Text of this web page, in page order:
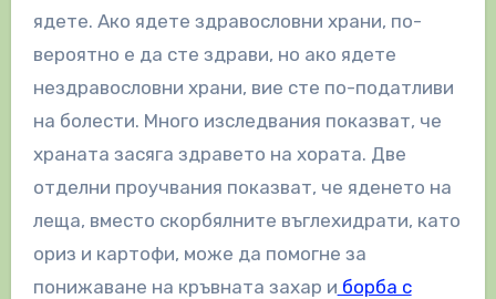
ядете. Ако ядете здравословни храни, по-
вероятно е да сте здрави, но ако ядете
нездравословни храни, вие сте по-податливи
на болести. Много изследвания показват, че
храната засяга здравето на хората. Две
отделни проучвания показват, че яденето на
леща, вместо скорбялните въглехидрати, като
ориз и картофи, може да помогне за
понижаване на кръвната захар и борба с